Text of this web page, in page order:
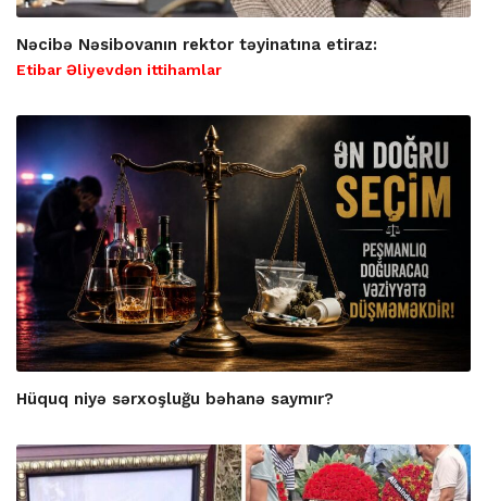
Nəcibə Nəsibovanın rektor təyinatına etiraz:
Etibar Əliyevdən ittihamlar
Hüquq niyə sərxoşluğu bəhanə saymır?